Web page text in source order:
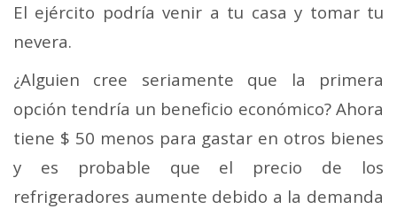
El ejército podría venir a tu casa y tomar tu
nevera.
¿Alguien cree seriamente que la primera
opción tendría un beneficio económico? Ahora
tiene $ 50 menos para gastar en otros bienes
y es probable que el precio de los
refrigeradores aumente debido a la demanda